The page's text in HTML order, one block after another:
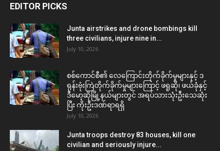
EDITOR PICKS
Junta airstrikes and drone bombings kill
three civilians, injure nine in...
July 10, 2026
စစ်ကောင်စီ၏ လေကြောင်းတိုက်ခိုက်မှုများနှင့် ဒ
ရုန်းဗုံးကြဲတိုက်ခိုက်မှုများကြောင့် ဖရူဆို၊ ဖယ်ခုံနှင့်
ဒီမော့ဆိုမြို့နယ်များတွင် အရပ်သားသုံးဦးသေဆုံး
ပြီး ကိုးဦးဒဏ်ရာရရှိ
July 10, 2026
Junta troops destroy 83 houses, kill one
civilian and seriously injure...